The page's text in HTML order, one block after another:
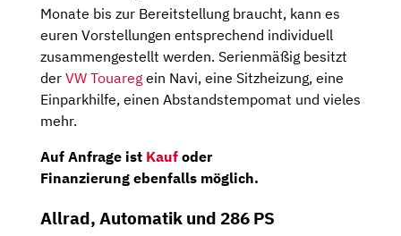
Monate bis zur Bereitstellung braucht, kann es
euren Vorstellungen entsprechend individuell
zusammengestellt werden. Serienmäßig besitzt
der VW Touareg ein Navi, eine Sitzheizung, eine
Einparkhilfe, einen Abstandstempomat und vieles
mehr.
Auf Anfrage ist Kauf oder
Finanzierung ebenfalls möglich.
Allrad, Automatik und 286 PS